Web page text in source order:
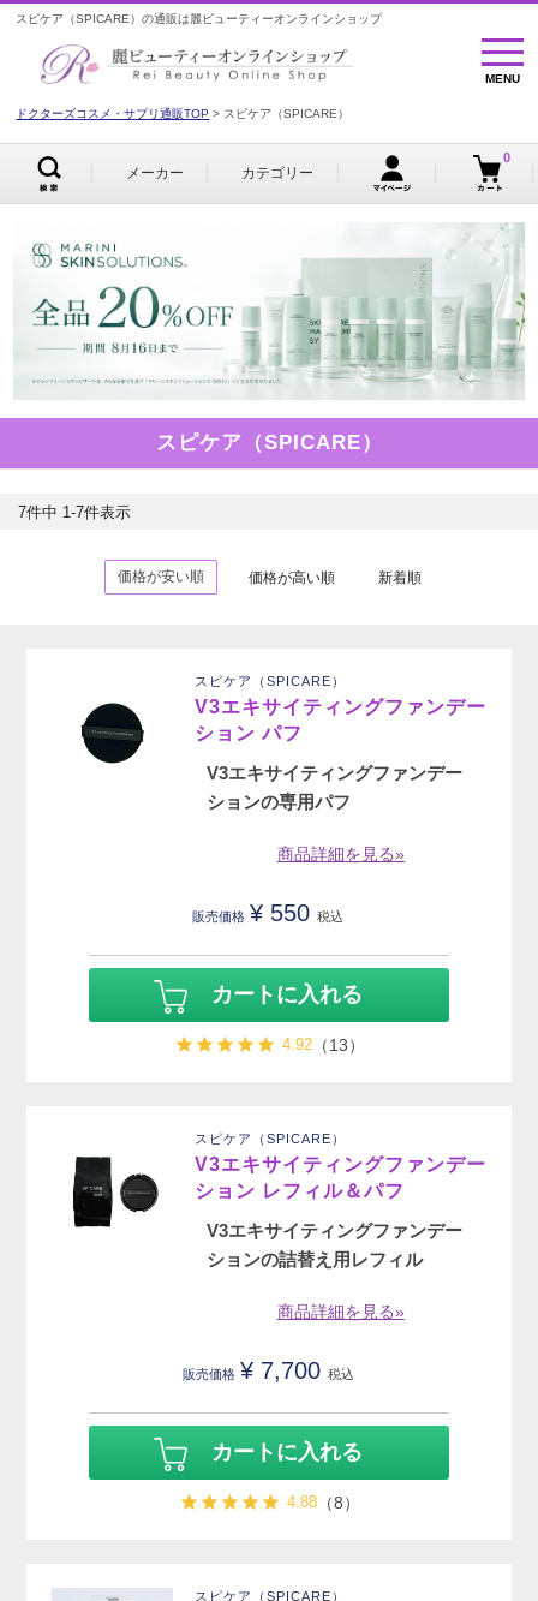
スピケア（SPICARE）の通販は麗ビューティーオンラインショップ
MENU
MENU
ドクターズコスメ・サプリ通販TOP スピケア（SPICARE）
メーカー カテゴリー
0
スピケア（SPICARE）
価格が安い順 価格が高い順 新着順
7件中 1-7件表示
スピケア（SPICARE）
V3エキサイティングファンデー
ション パフ
V3エキサイティングファンデー
ションの専用パフ
商品詳細を見る»
販売価格 ¥ 550 税込
カートに入れる
4.92（13）
スピケア（SPICARE）
V3エキサイティングファンデー
ション レフィル＆パフ
V3エキサイティングファンデー
ションの詰替え用レフィル
商品詳細を見る»
販売価格 ¥ 7,700 税込
カートに入れる
4.88（8）
スピケア（SPICARE）